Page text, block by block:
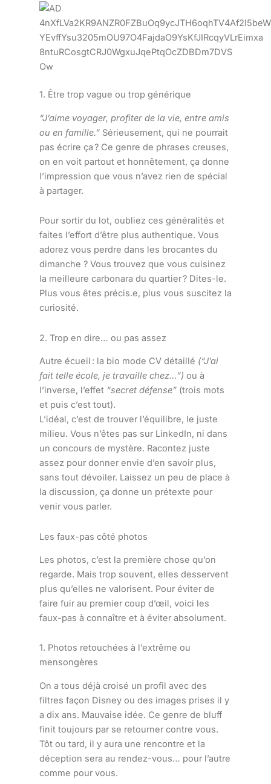
1. Être trop vague ou trop générique
“J’aime voyager, profiter de la vie, entre amis
ou en famille.” Sérieusement, qui ne pourrait
pas écrire ça ? Ce genre de phrases creuses,
on en voit partout et honnêtement, ça donne
l’impression que vous n’avez rien de spécial
à partager.
Pour sortir du lot, oubliez ces généralités et
faites l’effort d’être plus authentique. Vous
adorez vous perdre dans les brocantes du
dimanche ? Vous trouvez que vous cuisinez
la meilleure carbonara du quartier ? Dites-le.
Plus vous êtes précis.e, plus vous suscitez la
curiosité.
2. Trop en dire… ou pas assez
Autre écueil : la bio mode CV détaillé (“J’ai
fait telle école, je travaille chez…”) ou à
l’inverse, l’effet “secret défense” (trois mots
et puis c’est tout).
L’idéal, c’est de trouver l’équilibre, le juste
milieu. Vous n’êtes pas sur LinkedIn, ni dans
un concours de mystère. Racontez juste
assez pour donner envie d’en savoir plus,
sans tout dévoiler. Laissez un peu de place à
la discussion, ça donne un prétexte pour
venir vous parler.
Les faux-pas côté photos
Les photos, c’est la première chose qu’on
regarde. Mais trop souvent, elles desservent
plus qu’elles ne valorisent. Pour éviter de
faire fuir au premier coup d’œil, voici les
faux-pas à connaître et à éviter absolument.
1. Photos retouchées à l’extrême ou
mensongères
On a tous déjà croisé un profil avec des
filtres façon Disney ou des images prises il y
a dix ans. Mauvaise idée. Ce genre de bluff
finit toujours par se retourner contre vous.
Tôt ou tard, il y aura une rencontre et la
déception sera au rendez-vous… pour l’autre
comme pour vous.